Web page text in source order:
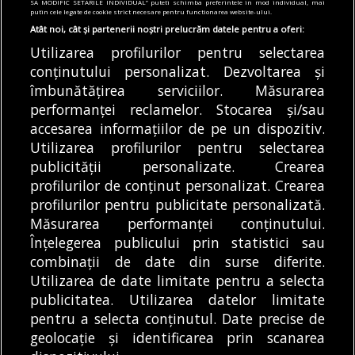
Dâmbovița se prelungesc până în octombrie
06/08/2026
Articole Știri
Campania de screening de la Centrul
Caraiman se suplimentează. Încă 400 de
mamografii gratuite, în luna octombrie
MODIFICĂ SETĂRILE COOKIES
© Copyright 2025 - Buletin de București.
Găzduit dePresslabs.com. Powered by TRS Design.
Despre
Noi
Media
Kit
Politică De
Confidențialitate
Cookie
Policy (EU)
Cookie
Policy
putin cele legate de cookie strict necesare pentru functionarea website-ului.
Atât noi, cât și partenerii noștri prelucrăm datele pentru a oferi:
Utilizarea profilurilor pentru selectarea
conținutului personalizat. Dezvoltarea și
îmbunătățirea serviciilor. Măsurarea
performanței reclamelor. Stocarea și/sau
accesarea informațiilor de pe un dispozitiv.
Utilizarea profilurilor pentru selectarea
publicității personalizate. Crearea
profilurilor de conținut personalizat. Crearea
profilurilor pentru publicitate personalizată.
Măsurarea performanței conținutului.
Înțelegerea publicului prin statistici sau
combinații de date din surse diferite.
Utilizarea de date limitate pentru a selecta
publicitatea. Utilizarea datelor limitate
pentru a selecta conținutul. Date precise de
geolocație și identificarea prin scanarea